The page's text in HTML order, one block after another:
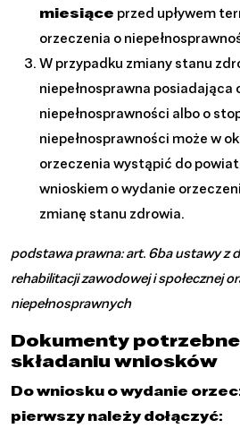
miesiące przed upływem
orzeczenia o
W przypadku zmiany stanu
niepełnosprawna posiadająca
niepełnosprawności albo o
niepełnosprawności może w
orzeczenia wystąpić do
wnioskiem o wydanie
zmianę stanu zdrowia.
podstawa prawna: art. 6ba ustawy z
rehabilitacji zawodowej i społecznej
niepełnosprawnych
Dokumenty
składaniu wniosków
Do wniosku o wydanie
pierwszy należy dołączyć: